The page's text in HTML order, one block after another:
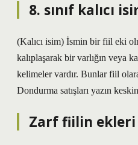
8. sınıf kalıcı
(Kalıcı isim) İsmin bir fiil eki
kalıplaşarak bir varlığın veya
kelimeler vardır. Bunlar fiil
Dondurma satışları yazın
Zarf fiilin